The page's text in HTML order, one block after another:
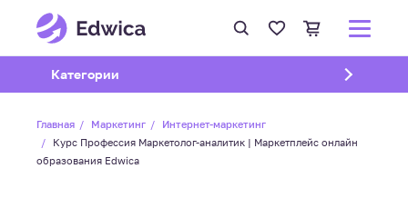
Открыть подменю
Категории
Главная Маркетинг
Интернет-маркетинг
Курс Профессия Маркетолог-аналитик | Маркетплейс онлайн
образования Edwica